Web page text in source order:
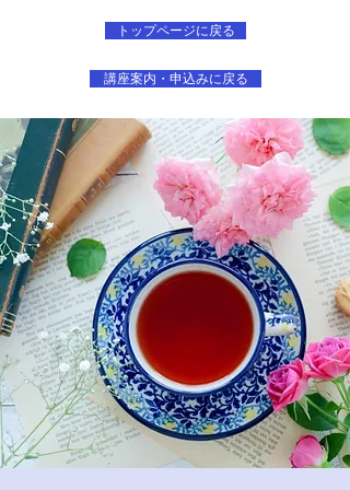
トップページに戻る
講座案内・申込みに戻る